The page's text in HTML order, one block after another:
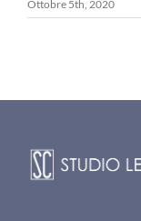
Ottobre 5th, 2020